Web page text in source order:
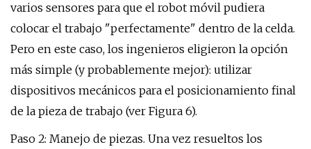
varios sensores para que el robot móvil pudiera
colocar el trabajo "perfectamente" dentro de la celda.
Pero en este caso, los ingenieros eligieron la opción
más simple (y probablemente mejor): utilizar
dispositivos mecánicos para el posicionamiento final
de la pieza de trabajo (ver Figura 6).
Paso 2: Manejo de piezas. Una vez resueltos los